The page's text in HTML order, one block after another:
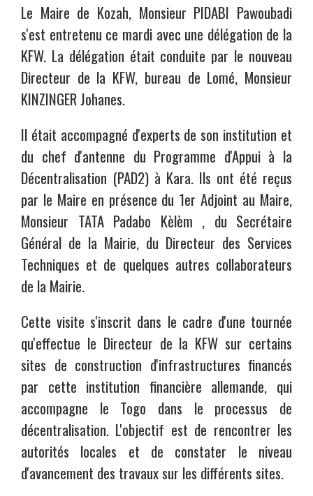
Le Maire de Kozah, Monsieur PIDABI Pawoubadi
s'est entretenu ce mardi avec une délégation de la
KFW. La délégation était conduite par le nouveau
Directeur de la KFW, bureau de Lomé, Monsieur
KINZINGER Johanes.
Il était accompagné d'experts de son institution et
du chef d'antenne du Programme d'Appui à la
Décentralisation (PAD2) à Kara. Ils ont été reçus
par le Maire en présence du 1er Adjoint au Maire,
Monsieur TATA Padabo Kèlèm , du Secrétaire
Général de la Mairie, du Directeur des Services
Techniques et de quelques autres collaborateurs
de la Mairie.
Cette visite s'inscrit dans le cadre d'une tournée
qu'effectue le Directeur de la KFW sur certains
sites de construction d'infrastructures financés
par cette institution financière allemande, qui
accompagne le Togo dans le processus de
décentralisation. L'objectif est de rencontrer les
autorités locales et de constater le niveau
d'avancement des travaux sur les différents sites.